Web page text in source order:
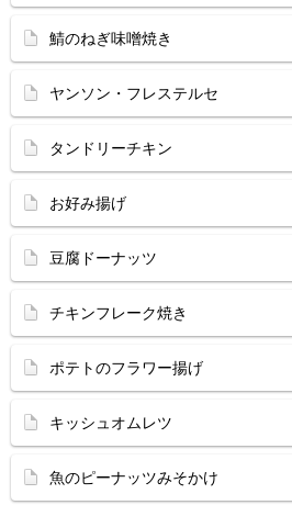
鯖のねぎ味噌焼き
ヤンソン・フレステルセ
タンドリーチキン
お好み揚げ
豆腐ドーナッツ
チキンフレーク焼き
ポテトのフラワー揚げ
キッシュオムレツ
魚のピーナッツみそかけ